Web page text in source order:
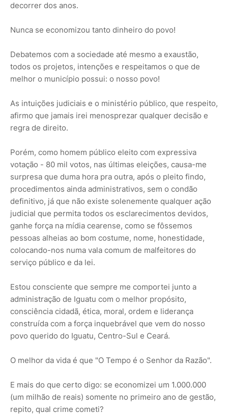
decorrer dos anos.
Nunca se economizou tanto dinheiro do povo!
Debatemos com a sociedade até mesmo a exaustão,
todos os projetos, intenções e respeitamos o que de
melhor o município possui: o nosso povo!
As intuições judiciais e o ministério público, que respeito,
afirmo que jamais irei menosprezar qualquer decisão e
regra de direito.
Porém, como homem público eleito com expressiva
votação - 80 mil votos, nas últimas eleições, causa-me
surpresa que duma hora pra outra, após o pleito findo,
procedimentos ainda administrativos, sem o condão
definitivo, já que não existe solenemente qualquer ação
judicial que permita todos os esclarecimentos devidos,
ganhe força na mídia cearense, como se fôssemos
pessoas alheias ao bom costume, nome, honestidade,
colocando-nos numa vala comum de malfeitores do
serviço público e da lei.
Estou consciente que sempre me comportei junto a
administração de Iguatu com o melhor propósito,
consciência cidadã, ética, moral, ordem e liderança
construída com a força inquebrável que vem do nosso
povo querido do Iguatu, Centro-Sul e Ceará.
O melhor da vida é que "O Tempo é o Senhor da Razão".
E mais do que certo digo: se economizei um 1.000.000
(um milhão de reais) somente no primeiro ano de gestão,
repito, qual crime cometi?